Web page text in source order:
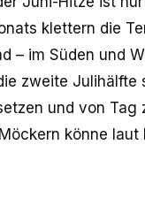
klettern die
– im Süden und
zweite Julihälfte
und von Tag
könne laut